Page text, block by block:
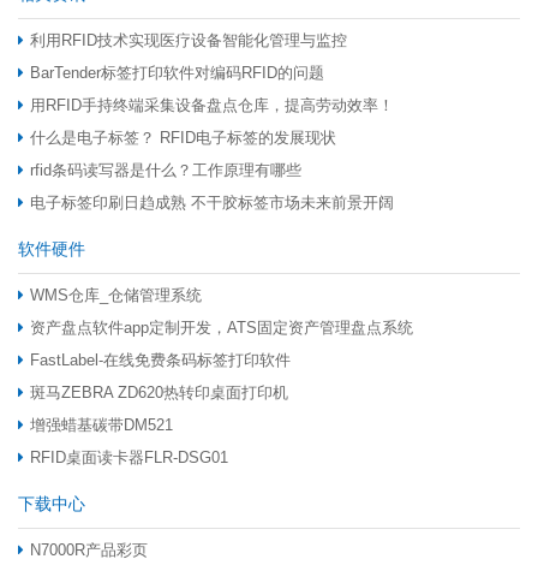
利用RFID技术实现医疗设备智能化管理与监控
BarTender标签打印软件对编码RFID的问题
用RFID手持终端采集设备盘点仓库，提高劳动效率！
什么是电子标签？ RFID电子标签的发展现状
rfid条码读写器是什么？工作原理有哪些
电子标签印刷日趋成熟 不干胶标签市场未来前景开阔
软件硬件
WMS仓库_仓储管理系统
资产盘点软件app定制开发，ATS固定资产管理盘点系统
FastLabel-在线免费条码标签打印软件
斑马ZEBRA ZD620热转印桌面打印机
增强蜡基碳带DM521
RFID桌面读卡器FLR-DSG01
下载中心
N7000R产品彩页